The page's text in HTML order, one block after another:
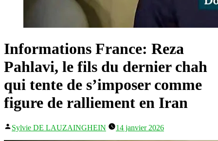
Informations France: Reza
Pahlavi, le fils du dernier chah
qui tente de s’imposer comme
figure de ralliement en Iran
Publié
Sylvie DE LAUZAINGHEIN 14 janvier 2026